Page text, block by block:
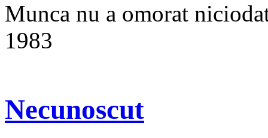
Munca nu a omorat
1983
Necunoscut